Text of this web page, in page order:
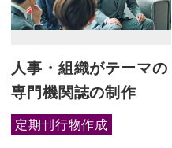
人事・組織がテーマの
専門機関誌の制作
定期刊行物作成